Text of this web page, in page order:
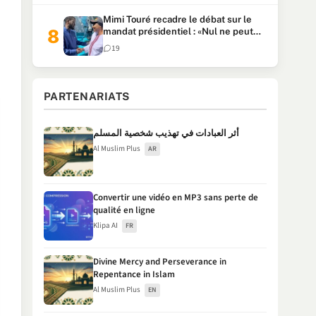
Mimi Touré recadre le débat sur le
mandat présidentiel : «Nul ne peut
faire plus de deux mandats
consécutifs de 5 ans»
19
PARTENARIATS
أثر العبادات في تهذيب شخصية المسلم
Al Muslim Plus AR
Convertir une vidéo en MP3 sans perte de
qualité en ligne
Klipa AI FR
Divine Mercy and Perseverance in
Repentance in Islam
Al Muslim Plus EN